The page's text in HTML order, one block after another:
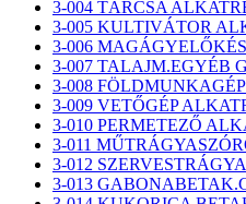
3-004 TÁRCSA
3-005 KULTIVÁTOR
3-006
3-007 TALAJM.EGYÉB
3-008
3-009 VETŐGÉP
3-010 PERMETEZŐ
3-011
3-012
3-013